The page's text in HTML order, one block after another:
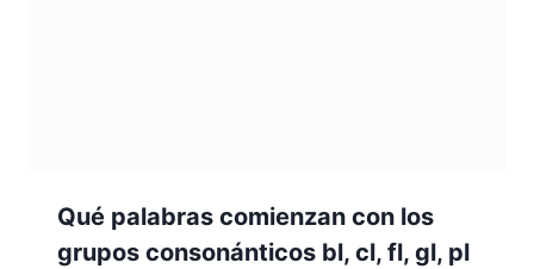
Qué palabras comienzan con los
grupos consonánticos bl, cl, fl, gl, pl